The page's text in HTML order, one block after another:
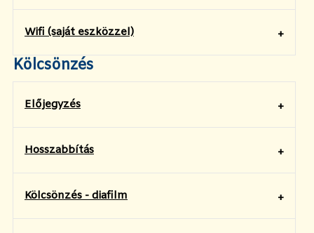
Wifi (saját eszközzel)
Kölcsönzés
Előjegyzés
Hosszabbítás
Kölcsönzés - diafilm